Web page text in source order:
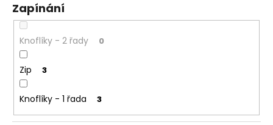
Zapínání
Knoflíky - 2 řady 0
Zip 3
Knoflíky - 1 řada 3